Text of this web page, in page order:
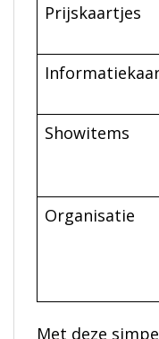
Prijskaartjes
Showitems
Organisatie
Met deze